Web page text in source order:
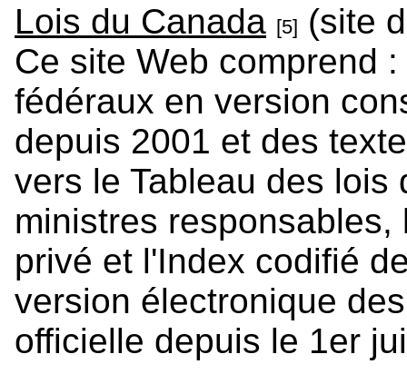
Lois du Canada [5] (site
Ce site Web comprend
fédéraux en version
depuis 2001 et des
vers le Tableau des lois
ministres
privé et l'Index codifié
version électronique
officielle depuis le 1er